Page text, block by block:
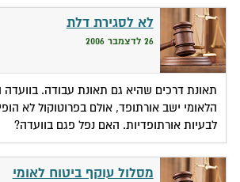
לא לסגירת דלת
26 לדצמבר 2006
תאונת דרכים שהיא גם תאונת עבודה. בוועדה
הלאומי ישב אורתופד, אולם בפרוטוקול לא
לבעיות אורתופדיות. האם נפל פגם בוועדה?
מסלול עוקף ביטוח לאומי